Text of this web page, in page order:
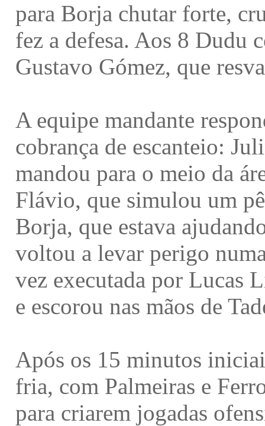
para Borja chutar forte,
fez a defesa. Aos 8 Dudu
Gustavo Gómez, que
A equipe mandante
cobrança de escanteio:
mandou para o meio da
Flávio, que simulou um
Borja, que estava
voltou a levar perigo
vez executada por Lucas
e escorou nas mãos de
Após os 15 minutos
fria, com Palmeiras e
para criarem jogadas